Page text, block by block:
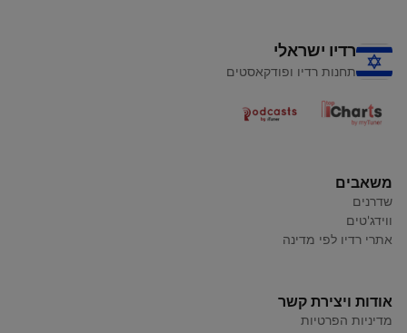
רדיו ישראלי
תחנות רדיו ופודקאסטים
משאבים
שדרנים
ווידג'טים
אתרי רדיו לפי מדינה
אודות ויצירת קשר
מדיניות הפרטיות